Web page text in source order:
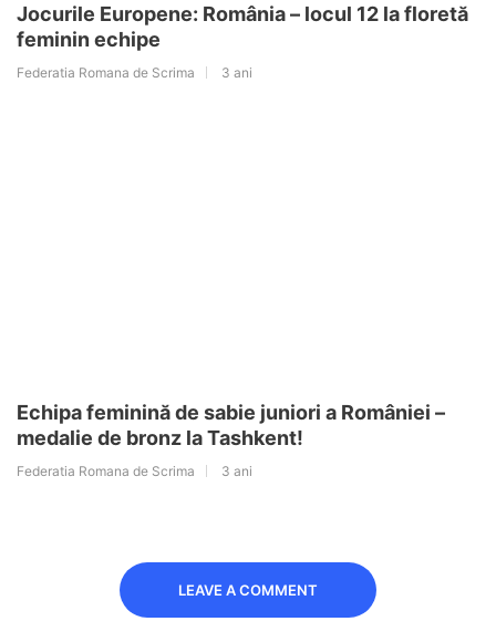
Jocurile Europene: România – locul 12 la floretă
feminin echipe
Federatia Romana de Scrima 3 ani
Echipa feminină de sabie juniori a României –
medalie de bronz la Tashkent!
Federatia Romana de Scrima 3 ani
LEAVE A COMMENT